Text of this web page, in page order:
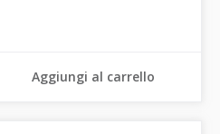
Aggiungi al carrello